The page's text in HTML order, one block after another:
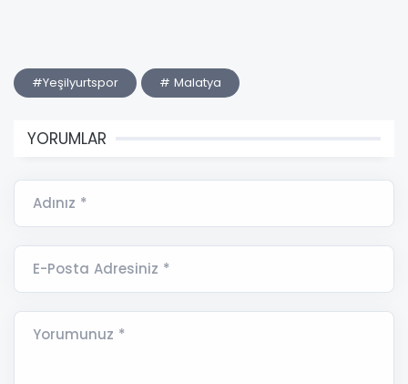
#Yeşilyurtspor # Malatya
YORUMLAR
Adınız *
E-Posta Adresiniz *
Yorumunuz *